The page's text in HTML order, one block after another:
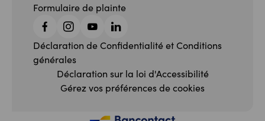
Formulaire de plainte
FacebookInstagram
YouTubeLinkedin
Déclaration de Confidentialité et Conditions
générales
Déclaration sur la loi d'Accessibilité
Gérez vos préférences de cookies